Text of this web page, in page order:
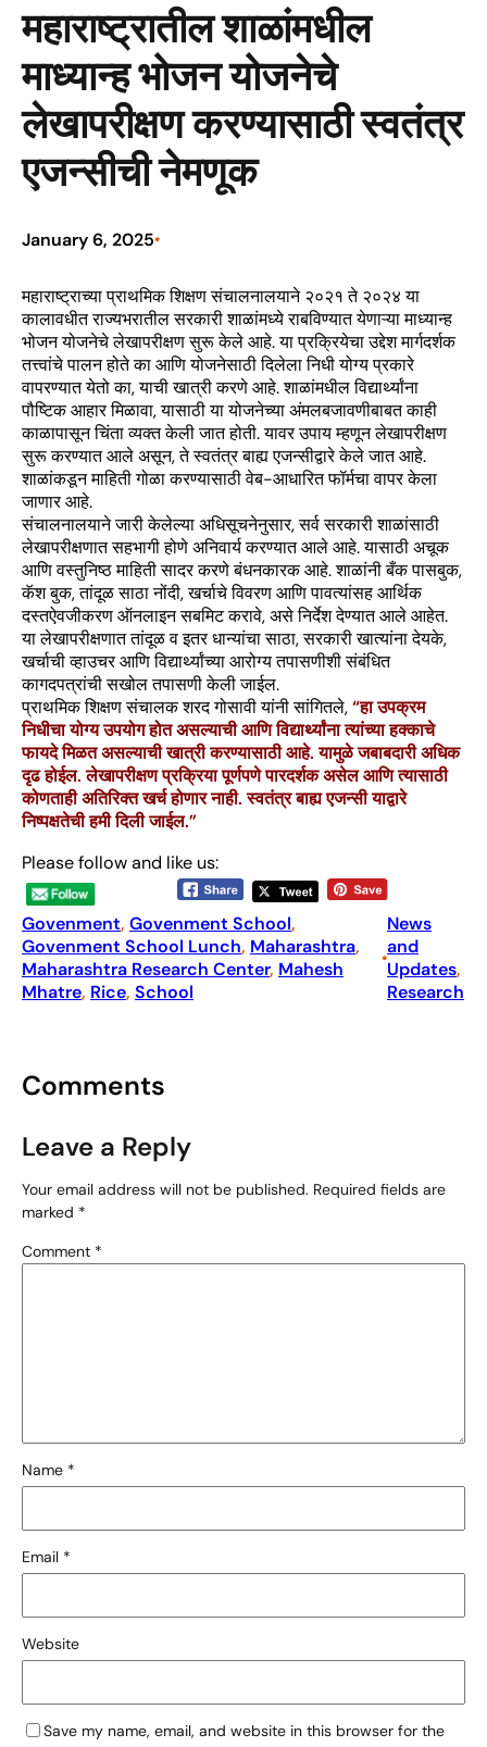
महाराष्ट्रातील शाळांमधील
माध्यान्ह भोजन योजनेचे
लेखापरीक्षण करण्यासाठी स्वतंत्र
एजन्सीची नेमणूक
January 6, 2025•
महाराष्ट्राच्या प्राथमिक शिक्षण संचालनालयाने २०२१ ते २०२४ या
कालावधीत राज्यभरातील सरकारी शाळांमध्ये राबविण्यात येणाऱ्या माध्यान्ह
भोजन योजनेचे लेखापरीक्षण सुरू केले आहे. या प्रक्रियेचा उद्देश मार्गदर्शक
तत्त्वांचे पालन होते का आणि योजनेसाठी दिलेला निधी योग्य प्रकारे
वापरण्यात येतो का, याची खात्री करणे आहे. शाळांमधील विद्यार्थ्यांना
पौष्टिक आहार मिळावा, यासाठी या योजनेच्या अंमलबजावणीबाबत काही
काळापासून चिंता व्यक्त केली जात होती. यावर उपाय म्हणून लेखापरीक्षण
सुरू करण्यात आले असून, ते स्वतंत्र बाह्य एजन्सीद्वारे केले जात आहे.
शाळांकडून माहिती गोळा करण्यासाठी वेब-आधारित फॉर्मचा वापर केला
जाणार आहे.
संचालनालयाने जारी केलेल्या अधिसूचनेनुसार, सर्व सरकारी शाळांसाठी
लेखापरीक्षणात सहभागी होणे अनिवार्य करण्यात आले आहे. यासाठी अचूक
आणि वस्तुनिष्ठ माहिती सादर करणे बंधनकारक आहे. शाळांनी बँक पासबुक,
कॅश बुक, तांदूळ साठा नोंदी, खर्चाचे विवरण आणि पावत्यांसह आर्थिक
दस्तऐवजीकरण ऑनलाइन सबमिट करावे, असे निर्देश देण्यात आले आहेत.
या लेखापरीक्षणात तांदूळ व इतर धान्यांचा साठा, सरकारी खात्यांना देयके,
खर्चाची व्हाउचर आणि विद्यार्थ्यांच्या आरोग्य तपासणीशी संबंधित
कागदपत्रांची सखोल तपासणी केली जाईल.
प्राथमिक शिक्षण संचालक शरद गोसावी यांनी सांगितले,“हा उपक्रम
निधीचा योग्य उपयोग होत असल्याची आणि विद्यार्थ्यांना त्यांच्या हक्काचे
फायदे मिळत असल्याची खात्री करण्यासाठी आहे. यामुळे जबाबदारी अधिक
दृढ होईल. लेखापरीक्षण प्रक्रिया पूर्णपणे पारदर्शक असेल आणि त्यासाठी
कोणताही अतिरिक्त खर्च होणार नाही. स्वतंत्र बाह्य एजन्सी याद्वारे
निष्पक्षतेची हमी दिली जाईल.”
Please follow and like us:
Govenment, Govenment School
Govenment School Lunch, Maharashtra
Maharashtra Research Center, Mahesh
Mhatre, Rice, School
•
News
and
Updates
Research
Comments
Leave a Reply
Your email address will not be published. Required fields are
marked *
Comment *
Name *
Email *
Website
Save my name, email, and website in this browser for the